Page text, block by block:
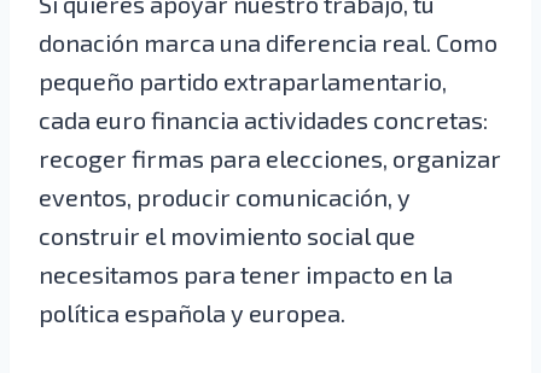
donación marca una diferencia real. Como
pequeño partido extraparlamentario,
cada euro financia actividades concretas:
recoger firmas para elecciones, organizar
eventos, producir comunicación, y
construir el movimiento social que
necesitamos para tener impacto en la
política española y europea.